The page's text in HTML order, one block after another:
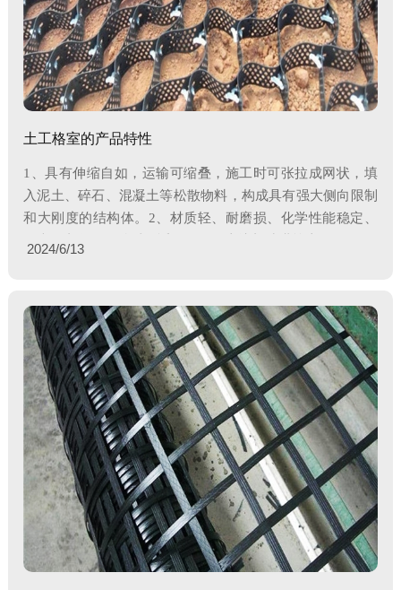
聚丙烯焊接塑料土工格栅
133-8548-7588（李经理）
聚丙烯凸节点土工格栅
133-8548-7588（李经理）
煤矿井下双向拉伸塑料护帮网
133-8548-7588（李经理）
煤矿井下用矿用复合网假顶
短纤针刺非织造士工布
133-8548-7588（李经理）
长丝纺粘针刺非织造土工布
133-8548-7588（李经理）
程案例
程案例
程案例
工程案例
工程案例
土工格室的产品特性
1、具有伸缩自如，运输可缩叠，施工时可张拉成网状，填
入泥土、碎石、混凝土等松散物料，构成具有强大侧向限制
和大刚度的结构体。2、材质轻、耐磨损、化学性能稳定、
耐光氧老化、耐酸碱，适用于不同土壤与沙漠等土
2024/6/13